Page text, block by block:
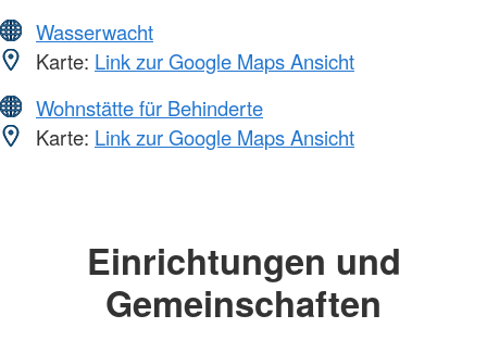
Wasserwacht
Karte: Link zur Google Maps Ansicht
Wohnstätte für Behinderte
Karte: Link zur Google Maps Ansicht
Einrichtungen und
Gemeinschaften